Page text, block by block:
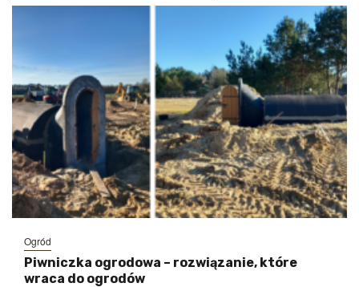
Ogród
Piwniczka ogrodowa – rozwiązanie, które
wraca do ogrodów